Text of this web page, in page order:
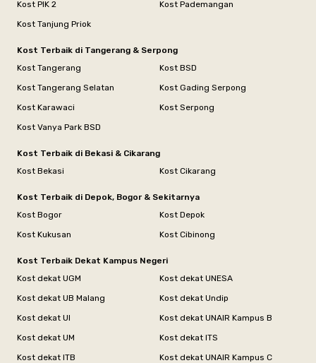
Kost PIK 2
Kost Pademangan
Kost Tanjung Priok
Kost Terbaik di Tangerang & Serpong
Kost Tangerang
Kost BSD
Kost Tangerang Selatan
Kost Gading Serpong
Kost Karawaci
Kost Serpong
Kost Vanya Park BSD
Kost Terbaik di Bekasi & Cikarang
Kost Bekasi
Kost Cikarang
Kost Terbaik di Depok, Bogor & Sekitarnya
Kost Bogor
Kost Depok
Kost Kukusan
Kost Cibinong
Kost Terbaik Dekat Kampus Negeri
Kost dekat UGM
Kost dekat UNESA
Kost dekat UB Malang
Kost dekat Undip
Kost dekat UI
Kost dekat UNAIR Kampus B
Kost dekat UM
Kost dekat ITS
Kost dekat ITB
Kost dekat UNAIR Kampus C